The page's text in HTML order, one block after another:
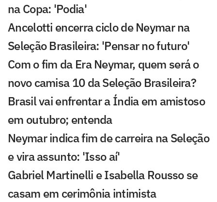
na Copa: 'Podia'
Ancelotti encerra ciclo de Neymar na
Seleção Brasileira: 'Pensar no futuro'
Com o fim da Era Neymar, quem será o
novo camisa 10 da Seleção Brasileira?
Brasil vai enfrentar a Índia em amistoso
em outubro; entenda
Neymar indica fim de carreira na Seleção
e vira assunto: 'Isso aí'
Gabriel Martinelli e Isabella Rousso se
casam em cerimônia intimista